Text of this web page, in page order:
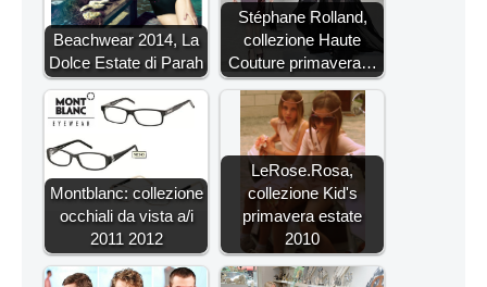
Beachwear 2014, La
Dolce Estate di Parah
Stéphane Rolland,
collezione Haute
Couture primavera…
Montblanc: collezione
occhiali da vista a/i
2011 2012
LeRose.Rosa,
collezione Kid's
primavera estate
2010